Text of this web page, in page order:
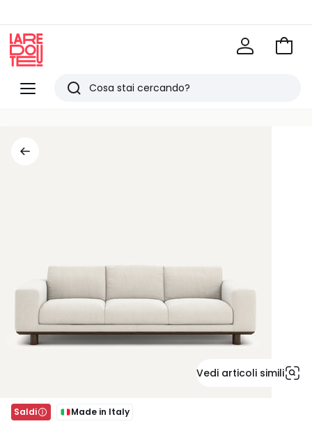
Menu
Redoute
Ricerca
Vai
Vedi articoli simili
Saldi
Made in Italy